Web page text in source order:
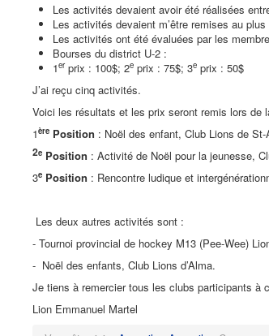
Les activités devaient avoir été réalisées
Les activités devaient m’être remises au plus
Les activités ont été évaluées par les
Bourses du district U-2 :
1er prix : 100$; 2e prix : 75$; 3e prix : 50$
J’ai reçu cinq activités.
Voici les résultats et les prix seront remis lors de
1ère Position : Noël des enfant, Club Lions de St-
2e Position : Activité de Noël pour la jeunesse,
3e Position : Rencontre ludique et
Les deux autres activités sont :
- Tournoi provincial de hockey M13 (Pee-Wee)
- Noël des enfants, Club Lions d’Alma.
Je tiens à remercier tous les clubs participants à
Lion Emmanuel Martel